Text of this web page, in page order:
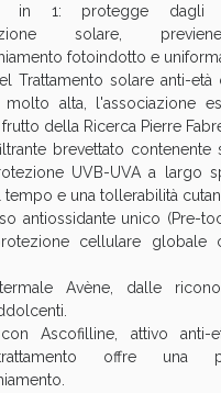
in 1: protegge dagli
solare,
fotoindotto e
Trattamento solare anti-età
molto alta, l'associazione
della Ricerca Pierre
brevettato
UVB-UVA a largo
tempo e una tollerabilità
antiossidante unico (Pre-
cellulare globale
Avène, dalle
Ascofilline, attivo anti-
offre una
fino al 55%